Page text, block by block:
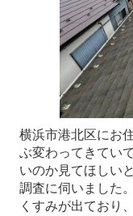
横浜市港北区にお
ぶ変わってきてい
いのか見てほしい
調査に伺いました
くすみが出ており